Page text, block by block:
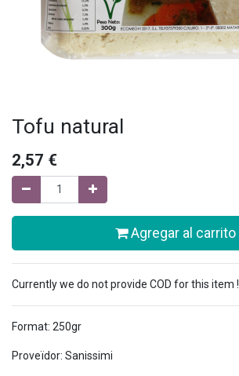
Tofu natural
2,57 €
Agregar al carrito
Currently we do not provide COD for this item !
Format: 250gr
Proveïdor: Sanissimi